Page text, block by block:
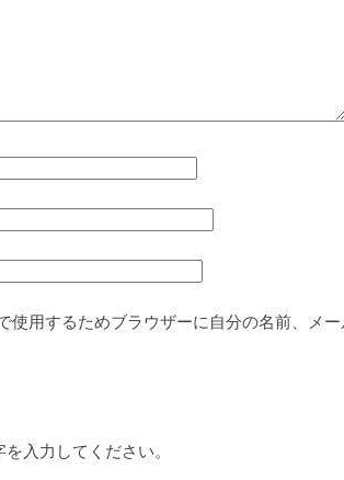
使用するためブラウザーに自分の名前、メ
を入力してください。